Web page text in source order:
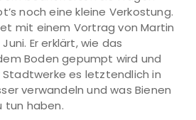
noch eine kleine Verkostung.
mit einem Vortrag von Martin
Er erklärt, wie das
Boden gepumpt wird und
Stadtwerke es letztendlich in
verwandeln und was Bienen
tun haben.